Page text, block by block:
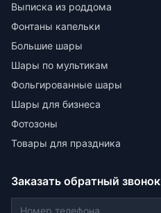
Выписка из роддома
Фонтаны капельки
Большие шары
Шары по мультикам
Фольгированные шары
Шары для бизнеса
Фотозоны
Товары для праздника
Заказать обратный звонок